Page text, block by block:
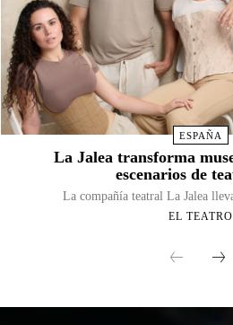
ESPAÑA
La Jalea transforma
escenarios de
La compañía teatral La Jalea
EL TEATRO